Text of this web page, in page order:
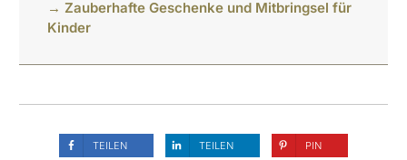
→ Zauberhafte Geschenke und Mitbringsel für
Kinder
TEILEN TEILEN PIN